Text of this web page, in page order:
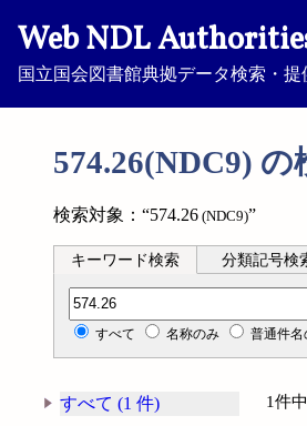
Web NDL
国立国会図書館典拠データ検索・提
574.26(NDC9) の
検索対象：“574.26 (NDC9)”
キーワード検索 分類記号検
分類記号検索
すべて 名称のみ 普通件名
すべて (1 件)
1件